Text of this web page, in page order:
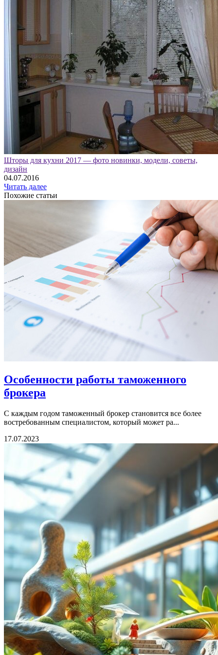
Шторы для кухни 2017 — фото новинки, модели, советы,
дизайн
04.07.2016
Читать далее
Похожие статьи
Особенности работы таможенного
брокера
С каждым годом таможенный брокер становится все более
востребованным специалистом, который может ра...
17.07.2023